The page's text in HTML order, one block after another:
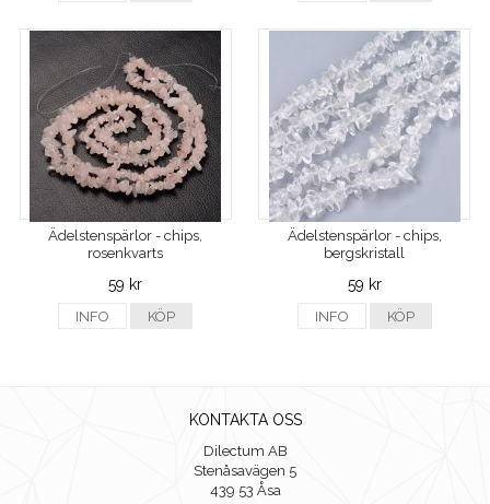
Ädelstenspärlor - chips,
rosenkvarts
59 kr
INFO KÖP
Ädelstenspärlor - chips,
bergskristall
59 kr
INFO KÖP
KONTAKTA OSS
Dilectum AB
Stenåsavägen 5
439 53 Åsa